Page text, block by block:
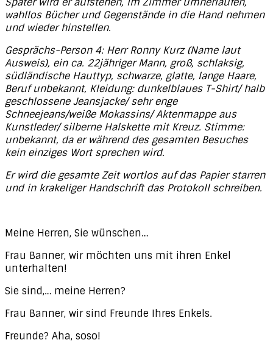
wahllos Bücher und Gegenstände in die Hand nehmen
und wieder hinstellen.
Gesprächs-Person 4: Herr Ronny Kurz (Name laut
Ausweis), ein ca. 22jähriger Mann, groß, schlaksig,
südländische Hauttyp, schwarze, glatte, lange Haare,
Beruf unbekannt, Kleidung: dunkelblaues T-Shirt/ halb
geschlossene Jeansjacke/ sehr enge
Schneejeans/weiße Mokassins/ Aktenmappe aus
Kunstleder/ silberne Halskette mit Kreuz. Stimme:
unbekannt, da er während des gesamten Besuches
kein einziges Wort sprechen wird.
Er wird die gesamte Zeit wortlos auf das Papier starren
und in krakeliger Handschrift das Protokoll schreiben.
Meine Herren, Sie wünschen…
Frau Banner, wir möchten uns mit ihren Enkel
unterhalten!
Sie sind,… meine Herren?
Frau Banner, wir sind Freunde Ihres Enkels.
Freunde? Aha, soso!